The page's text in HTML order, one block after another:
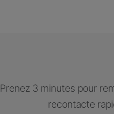
Prenez 3 minutes pour
recontacte